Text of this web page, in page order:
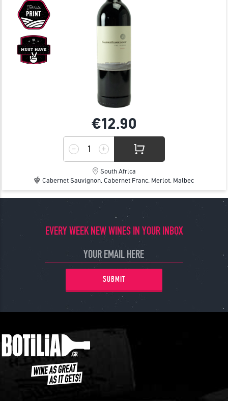
€12.90
South Africa
Cabernet Sauvignon, Cabernet Franc, Merlot, Malbec
EVERY WEEK NEW WINES IN YOUR INBOX
SUBMIT